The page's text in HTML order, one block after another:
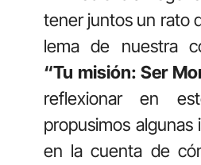
tener juntos un rato
lema de nuestra
“Tu misión: Ser
reflexionar en
propusimos algunas
en la cuenta de